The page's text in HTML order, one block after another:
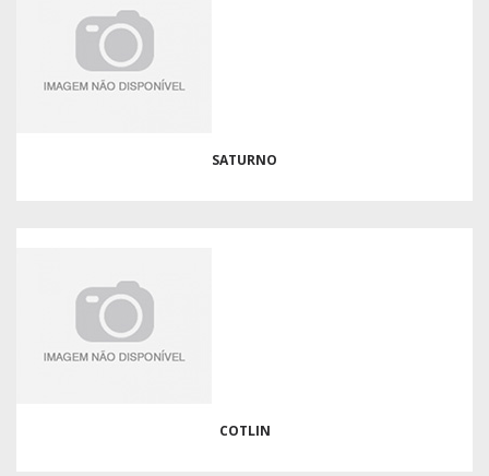
SATURNO
COTLIN